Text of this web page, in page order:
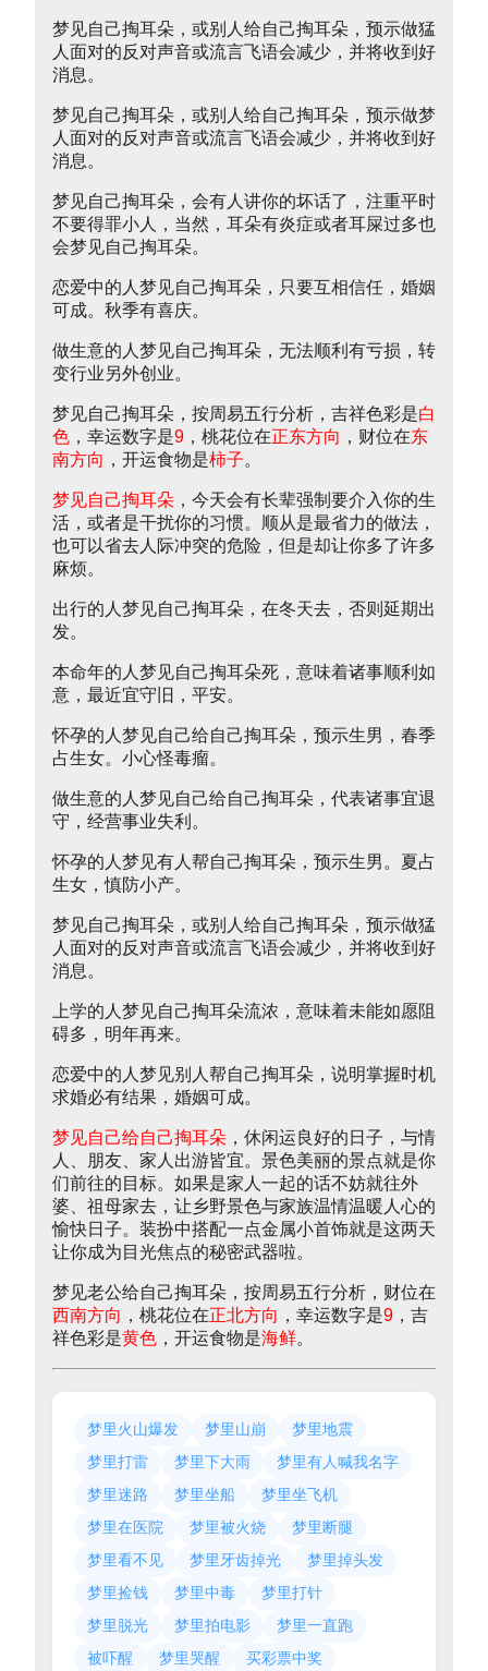
梦见自己掏耳朵，或别人给自己掏耳朵，预示做猛
人面对的反对声音或流言飞语会减少，并将收到好
消息。
梦见自己掏耳朵，或别人给自己掏耳朵，预示做梦
人面对的反对声音或流言飞语会减少，并将收到好
消息。
梦见自己掏耳朵，会有人讲你的坏话了，注重平时
不要得罪小人，当然，耳朵有炎症或者耳屎过多也
会梦见自己掏耳朵。
恋爱中的人梦见自己掏耳朵，只要互相信任，婚姻
可成。秋季有喜庆。
做生意的人梦见自己掏耳朵，无法顺利有亏损，转
变行业另外创业。
梦见自己掏耳朵，按周易五行分析，吉祥色彩是白
色 ，幸运数字是9 ，桃花位在正东方向 ，财位在东
南方向 ，开运食物是柿子。
梦见自己掏耳朵 ，今天会有长辈强制要介入你的生
活，或者是干扰你的习惯。顺从是最省力的做法，
也可以省去人际冲突的危险，但是却让你多了许多
麻烦。
出行的人梦见自己掏耳朵，在冬天去，否则延期出
发。
本命年的人梦见自己掏耳朵死，意味着诸事顺利如
意，最近宜守旧，平安。
怀孕的人梦见自己给自己掏耳朵，预示生男，春季
占生女。小心怪毒瘤。
做生意的人梦见自己给自己掏耳朵，代表诸事宜退
守，经营事业失利。
怀孕的人梦见有人帮自己掏耳朵，预示生男。夏占
生女，慎防小产。
梦见自己掏耳朵，或别人给自己掏耳朵，预示做猛
人面对的反对声音或流言飞语会减少，并将收到好
消息。
上学的人梦见自己掏耳朵流浓，意味着未能如愿阻
碍多，明年再来。
恋爱中的人梦见别人帮自己掏耳朵，说明掌握时机
求婚必有结果，婚姻可成。
梦见自己给自己掏耳朵 ，休闲运良好的日子，与情
人、朋友、家人出游皆宜。景色美丽的景点就是你
们前往的目标。如果是家人一起的话不妨就往外
婆、祖母家去，让乡野景色与家族温情温暖人心的
愉快日子。装扮中搭配一点金属小首饰就是这两天
让你成为目光焦点的秘密武器啦。
梦见老公给自己掏耳朵，按周易五行分析，财位在
西南方向 ，桃花位在正北方向 ，幸运数字是9 ，吉
祥色彩是黄色 ，开运食物是海鲜。
梦里火山爆发 梦里山崩
梦里地震
梦里打雷
梦里下大雨
梦里有人喊我名字
梦里迷路
梦里坐船
梦里坐飞机
梦里在医院
梦里被火烧
梦里断腿
梦里看不见
梦里牙齿掉光
梦里掉头发
梦里捡钱
梦里中毒
梦里打针
梦里脱光
梦里拍电影
梦里一直跑
被吓醒
梦里哭醒 买彩票中奖